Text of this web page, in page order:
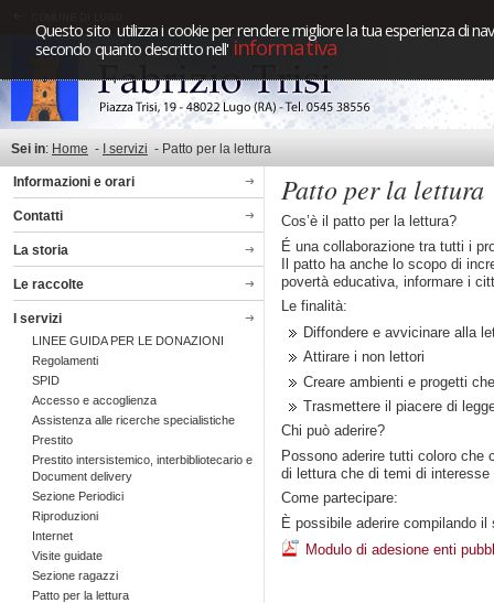
Questo sito utilizza i cookie per rendere migliore la tua esperienza di
secondo quanto descritto nell'informativa
Sei in: Home - I servizi - Patto per la lettura
Informazioni e orari
Contatti
La storia
Le raccolte
I servizi
LINEE GUIDA PER LE DONAZIONI
Regolamenti
SPID
Accesso e accoglienza
Assistenza alle ricerche specialistiche
Prestito
Prestito intersistemico, interbibliotecario e
Document delivery
Sezione Periodici
Riproduzioni
Internet
Visite guidate
Sezione ragazzi
Patto per la lettura
Patto per la lettura
Cos’è il patto per la lettura?
É una collaborazione tra tutti i
Il patto ha anche lo scopo di
povertà educativa, informare i
Le finalità:
Diffondere e avvicinare alla
Attirare i non lettori
Creare ambienti e progetti
Trasmettere il piacere di
Chi può aderire?
Possono aderire tutti coloro che
di lettura che di temi di interesse
Come partecipare:
È possibile aderire compilando il
Modulo di adesione enti